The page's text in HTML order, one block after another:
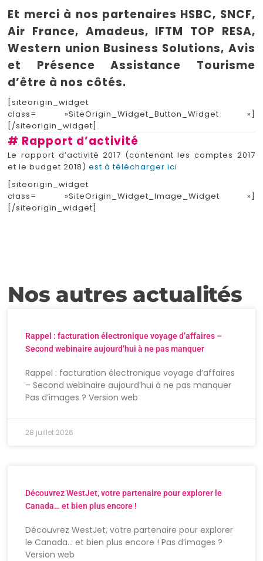
Et merci à nos partenaires HSBC, SNCF,
Air France, Amadeus, IFTM TOP RESA,
Western union Business Solutions, Avis
et Présence Assistance Tourisme
d’être à nos côtés.
[siteorigin_widget
class= »SiteOrigin_Widget_Button_Widget »]
[/siteorigin_widget]
# Rapport d’activité
Le rapport d’activité 2017 (contenant les comptes 2017
et le budget 2018)est à télécharger ici
[siteorigin_widget
class= »SiteOrigin_Widget_Image_Widget »]
[/siteorigin_widget]
Nos autres actualités
Rappel : facturation électronique voyage d’affaires –
Second webinaire aujourd’hui à ne pas manquer
Rappel : facturation électronique voyage d’affaires
– Second webinaire aujourd’hui à ne pas manquer
Pas d’images ? Version web
28 juillet 2026
Découvrez WestJet, votre partenaire pour explorer le
Canada… et bien plus encore !
Découvrez WestJet, votre partenaire pour explorer
le Canada… et bien plus encore ! Pas d’images ?
Version web